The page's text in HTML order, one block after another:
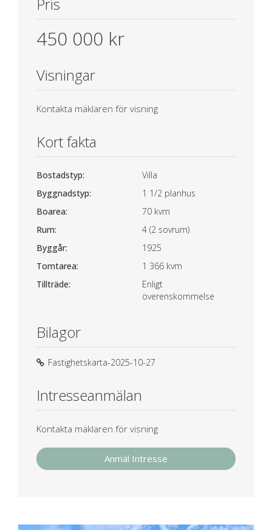
450 000 kr
Visningar
Kontakta mäklaren för visning
Kort fakta
Bostadstyp:
Villa
Byggnadstyp:
1 1/2 planhus
Boarea:
70 kvm
Rum:
4 (2 sovrum)
Byggår:
1925
Tomtarea:
1 366 kvm
Tillträde:
Enligt
överenskommelse
Bilagor
Fastighetskarta-2025-10-27
Intresseanmälan
Kontakta mäklaren för visning
Anmäl Intresse